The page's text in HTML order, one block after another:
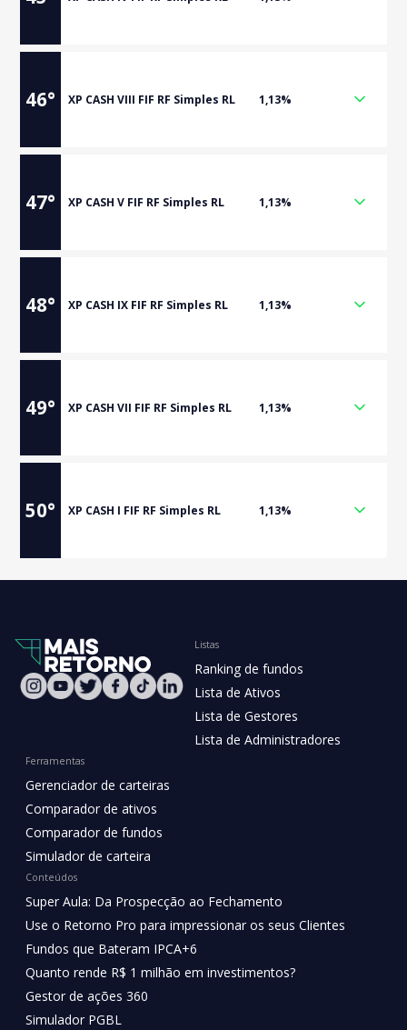
46° XP CASH VIII FIF RF Simples RL 1,13%
47° XP CASH V FIF RF Simples RL 1,13%
48° XP CASH IX FIF RF Simples RL 1,13%
49° XP CASH VII FIF RF Simples RL 1,13%
50° XP CASH I FIF RF Simples RL 1,13%
Listas
Ranking de fundos
Lista de Ativos
Lista de Gestores
Lista de Administradores
Ferramentas
Gerenciador de carteiras
Comparador de ativos
Comparador de fundos
Simulador de carteira
Conteúdos
Super Aula: Da Prospecção ao Fechamento
Use o Retorno Pro para impressionar os seus Clientes
Fundos que Bateram IPCA+6
Quanto rende R$ 1 milhão em investimentos?
Gestor de ações 360
Simulador PGBL